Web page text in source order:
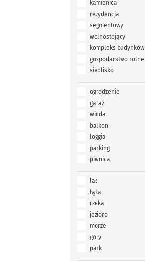
kamienica
rezydencja
segmentowy
wolnostojący
kompleks budynków
gospodarstwo rolne
siedlisko
ogrodzenie
garaż
winda
balkon
loggia
parking
piwnica
las
łąka
rzeka
jezioro
morze
góry
park